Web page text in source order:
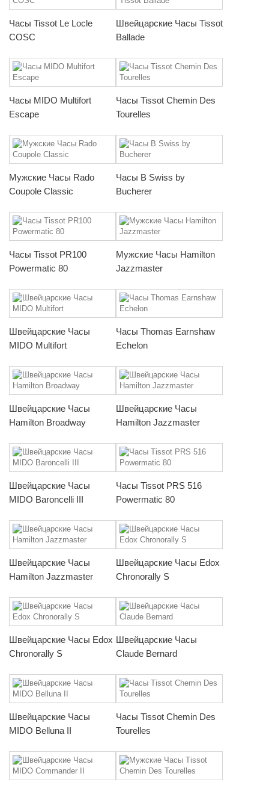
Часы Tissot Le Locle
COSC
Швейцарские Часы Tissot
Ballade
Часы MIDO Multifort
Escape
Часы Tissot Chemin Des
Tourelles
Мужские Часы Rado
Coupole Classic
Часы B Swiss by
Bucherer
Часы Tissot PR100
Powermatic 80
Мужские Часы Hamilton
Jazzmaster
Швейцарские Часы
MIDO Multifort
Часы Thomas Earnshaw
Echelon
Швейцарские Часы
Hamilton Broadway
Швейцарские Часы
Hamilton Jazzmaster
Швейцарские Часы
MIDO Baroncelli III
Часы Tissot PRS 516
Powermatic 80
Швейцарские Часы
Hamilton Jazzmaster
Швейцарские Часы Edox
Chronorally S
Швейцарские Часы Edox
Chronorally S
Швейцарские Часы
Claude Bernard
Швейцарские Часы
MIDO Belluna II
Часы Tissot Chemin Des
Tourelles